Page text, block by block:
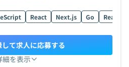
React Next.js Go React
細を表示
して求人に応募する